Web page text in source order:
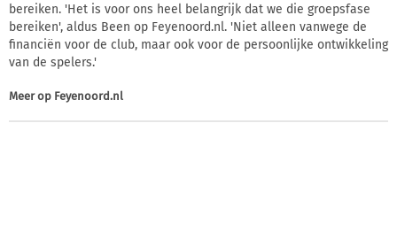
bereiken. 'Het is voor ons heel belangrijk dat we die groepsfase
bereiken', aldus Been op Feyenoord.nl. 'Niet alleen vanwege de
financiën voor de club, maar ook voor de persoonlijke ontwikkeling
van de spelers.'
Meer op Feyenoord.nl